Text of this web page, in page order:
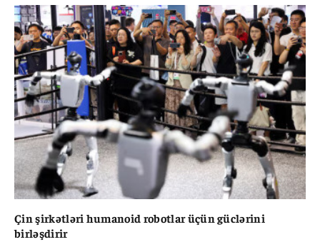
Çin şirkətləri humanoid robotlar üçün güclərini
birləşdirir